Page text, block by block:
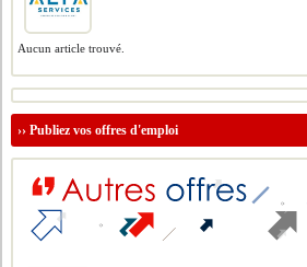
Aucun article trouvé.
››Publiez vos offres d'emploi